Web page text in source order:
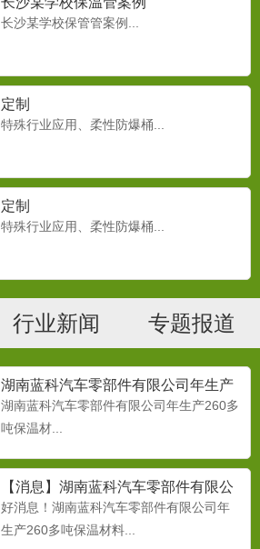
长沙某学校保管管案例...
定制
特殊行业应用、柔性防爆桶...
定制
特殊行业应用、柔性防爆桶...
行业新闻 专题报道
湖南蓝科汽车零部件有限公司年生产
260多吨保温材
湖南蓝科汽车零部件有限公司年生产260多
吨保温材...
【消息】湖南蓝科汽车零部件有限公
司年生产260多吨保温材料
好消息！湖南蓝科汽车零部件有限公司年
生产260多吨保温材料...
PU、TPU在汽车领域的应用
降低PU泡沫密度是实现汽车内饰件轻量化
PPR保温管02
蓝科PPR 保温管02...
汽车材料轻量化关键材料之PU、
TPU在汽车领域的应用
汽车材料轻量化关键材料之PU、TPU在汽
车领域的应用...